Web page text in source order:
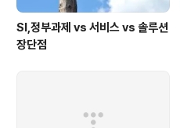
SI,정부과제 vs 서비스 vs 솔루션
장단점